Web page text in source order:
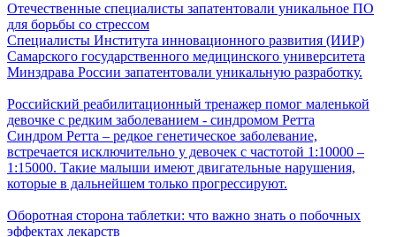
Отечественные специалисты запатентовали уникальное ПО
для борьбы со стрессом
Специалисты Института инновационного развития (ИИР)
Самарского государственного медицинского университета
Минздрава России запатентовали уникальную разработку.
Российский реабилитационный тренажер помог маленькой
девочке с редким заболеванием - синдромом Ретта
Синдром Ретта – редкое генетическое заболевание,
встречается исключительно у девочек с частотой 1:10000 –
1:15000. Такие малыши имеют двигательные нарушения,
которые в дальнейшем только прогрессируют.
Оборотная сторона таблетки: что важно знать о побочных
эффектах лекарств